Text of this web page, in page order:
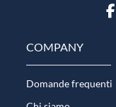
COMPANY
Domande frequenti